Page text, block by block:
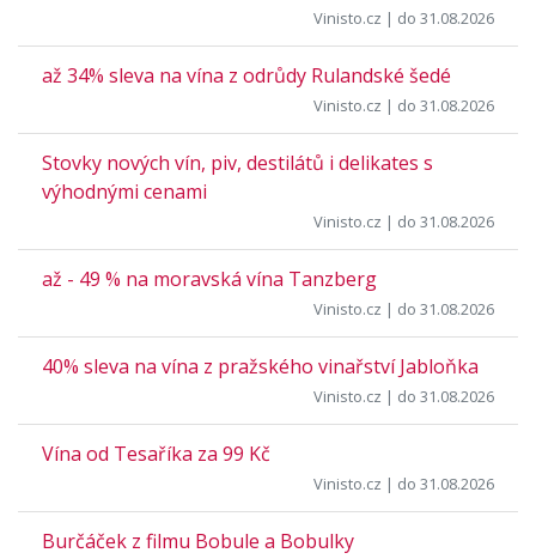
Vinisto.cz | do 31.08.2026
až 34% sleva na vína z odrůdy Rulandské šedé
Vinisto.cz | do 31.08.2026
Stovky nových vín, piv, destilátů i delikates s
výhodnými cenami
Vinisto.cz | do 31.08.2026
až - 49 % na moravská vína Tanzberg
Vinisto.cz | do 31.08.2026
40% sleva na vína z pražského vinařství Jabloňka
Vinisto.cz | do 31.08.2026
Vína od Tesaříka za 99 Kč
Vinisto.cz | do 31.08.2026
Burčáček z filmu Bobule a Bobulky